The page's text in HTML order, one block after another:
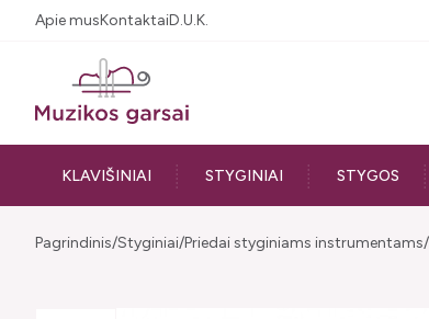
Apie musKontaktaiD.U.K.
KLAVIŠINIAI STYGINIAI STYGOS
Pagrindinis Styginiai Priedai styginiams instrumentams